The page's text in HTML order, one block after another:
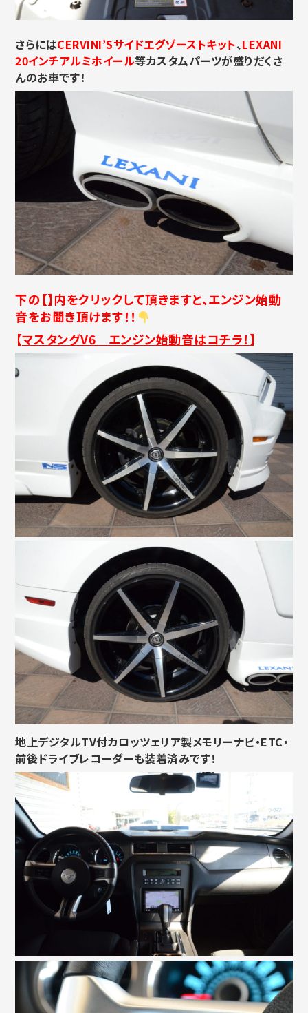
さらにはCERVINI’Sサイドエグゾーストキット、LEXANI
20インチアルミホイール等カスタムパーツが盛りだくさ
んのお車です！
下の【】内をクリックして頂きますと、エンジン始動
音をお聞き頂けます！！
【マスタングV6 エンジン始動音はコチラ！】
地上デジタルTV付カロッツェリア製メモリーナビ・ETC・
前後ドライブレコーダーも装着済みです！